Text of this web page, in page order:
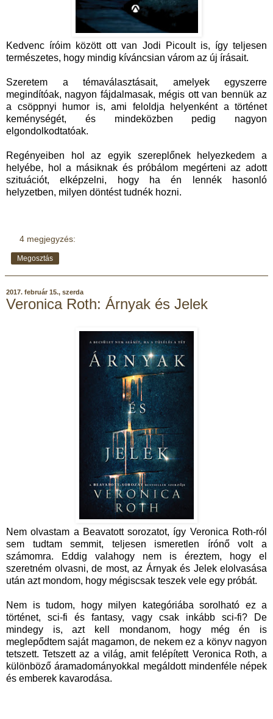
Kedvenc íróim között ott van Jodi Picoult is, így teljesen
természetes, hogy mindig kíváncsian várom az új írásait.
Szeretem a témaválasztásait, amelyek egyszerre
megindítóak, nagyon fájdalmasak, mégis ott van bennük az
a csöppnyi humor is, ami feloldja helyenként a történet
keménységét, és mindeközben pedig nagyon
elgondolkodtatóak.
Regényeiben hol az egyik szereplőnek helyezkedem a
helyébe, hol a másiknak és próbálom megérteni az adott
szituációt, elképzelni, hogy ha én lennék hasonló
helyzetben, milyen döntést tudnék hozni.
4 megjegyzés:
Megosztás
2017. február 15., szerda
Veronica Roth: Árnyak és Jelek
Nem olvastam a Beavatott sorozatot, így Veronica Roth-ról
sem tudtam semmit, teljesen ismeretlen írónő volt a
számomra. Eddig valahogy nem is éreztem, hogy el
szeretném olvasni, de most, az Árnyak és Jelek elolvasása
után azt mondom, hogy mégiscsak teszek vele egy próbát.
Nem is tudom, hogy milyen kategóriába sorolható ez a
történet, sci-fi és fantasy, vagy csak inkább sci-fi? De
mindegy is, azt kell mondanom, hogy még én is
meglepődtem saját magamon, de nekem ez a könyv nagyon
tetszett. Tetszett az a világ, amit felépített Veronica Roth, a
különböző áramadományokkal megáldott mindenféle népek
és emberek kavarodása.